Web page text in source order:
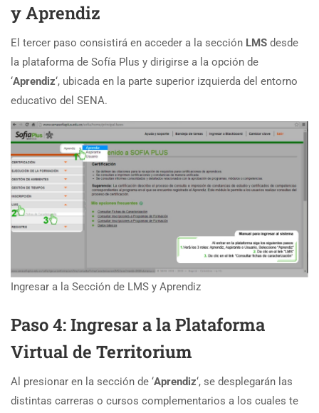
y Aprendiz
El tercer paso consistirá en acceder a la sección LMS desde
la plataforma de Sofía Plus y dirigirse a la opción de
‘Aprendiz‘, ubicada en la parte superior izquierda del entorno
educativo del SENA.
Ingresar a la Sección de LMS y Aprendiz
Paso 4: Ingresar a la Plataforma
Virtual de Territorium
Al presionar en la sección de ‘Aprendiz‘, se desplegarán las
distintas carreras o cursos complementarios a los cuales te